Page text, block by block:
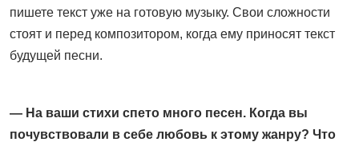
пишете текст уже на готовую музыку. Свои сложности
стоят и перед композитором, когда ему приносят текст
будущей песни.
— На ваши стихи спето много песен. Когда вы
почувствовали в себе любовь к этому жанру? Что